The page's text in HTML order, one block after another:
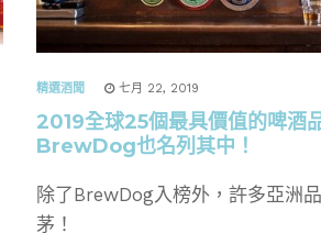
精選酒聞 七月 22, 2019
2019全球25個最具價值的啤酒
BrewDog也名列其中！
除了BrewDog入榜外，許多亞洲
茅！